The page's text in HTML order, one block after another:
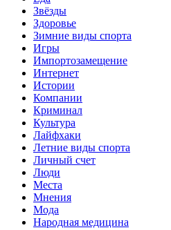
Звёзды
Здоровье
Зимние виды спорта
Игры
Импортозамещение
Интернет
Истории
Компании
Криминал
Культура
Лайфхаки
Летние виды спорта
Личный счет
Люди
Места
Мнения
Мода
Народная медицина